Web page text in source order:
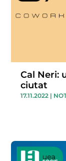
Cal Neri:
ciutat
17.11.2022 |